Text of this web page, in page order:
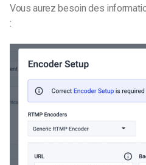
Vous aurez besoin des
: